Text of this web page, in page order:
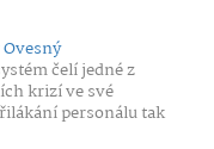
čelí jedné z
krizí ve své
personálu tak